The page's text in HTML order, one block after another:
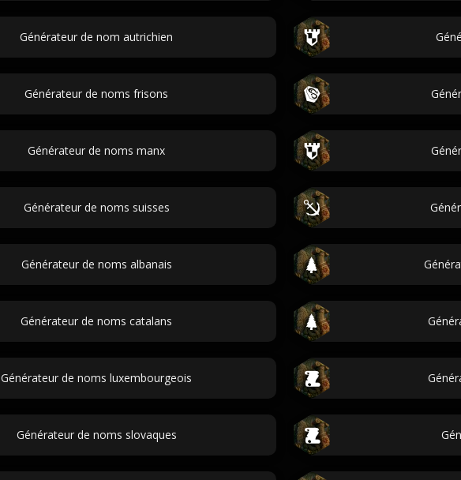
Générateur de nom autrichien
Générateur de noms frisons
Générateur de noms manx
Générateur de noms suisses
Générateur de noms albanais
Générateur de noms catalans
Générateur de noms luxembourgeois
Générateur de noms slovaques